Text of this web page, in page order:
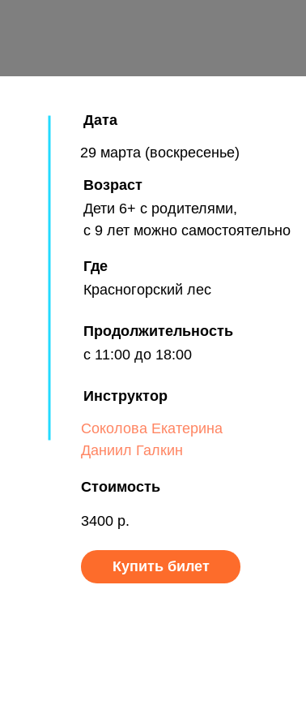
Дата
Возраст
Где
Продолжительность
Стоимость
3400 р.
с 11:00 до 18:00
Красногорский лес
Дети 6+ с родителями,
с 9 лет можно самостоятельно
29 марта (воскресенье)
Купить билет
Инструктор
Соколова Екатерина
Даниил Галкин